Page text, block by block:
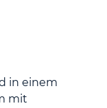
in einem
mit